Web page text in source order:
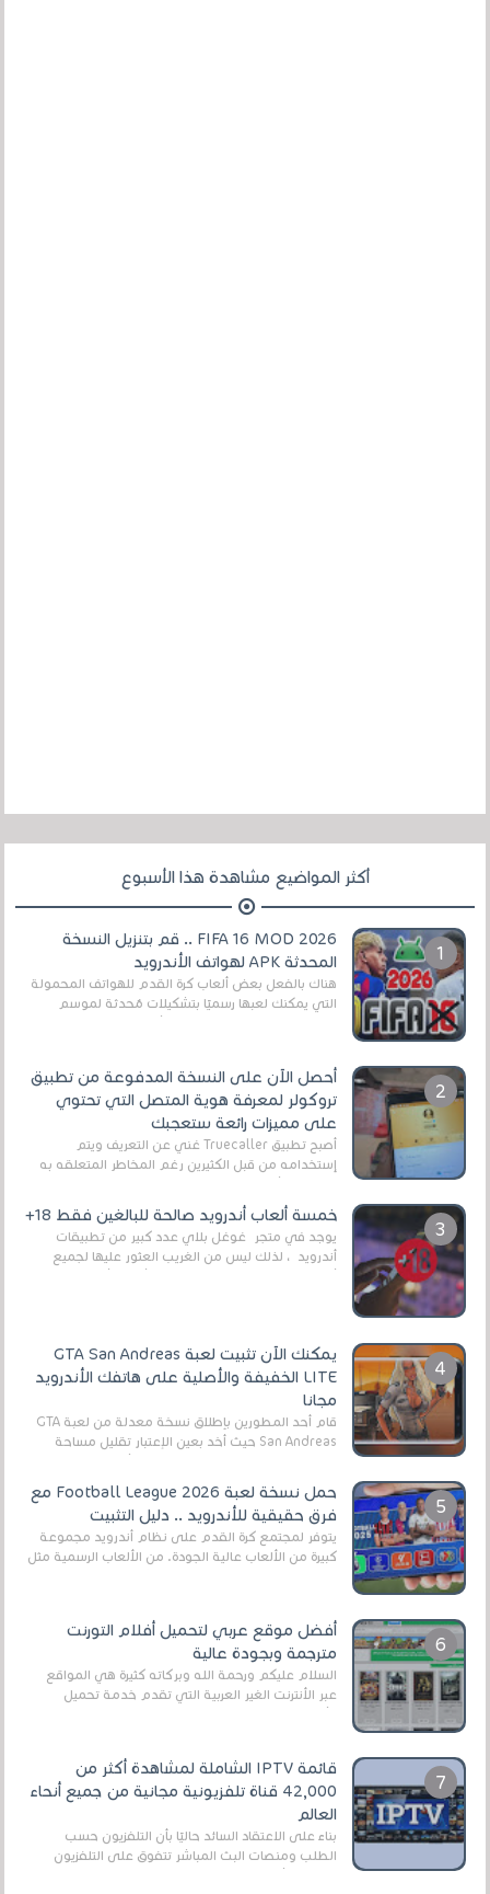
أكثر المواضيع مشاهدة هذا الأسبوع
FIFA 16 MOD 2026 .. قم بتنزيل النسخة
المحدثة APK لهواتف الأندرويد
هناك بالفعل بعض ألعاب كرة القدم للهواتف المحمولة
التي يمكنك لعبها رسميًا بتشكيلات مُحدثة لموسم
أحصل الآن على النسخة المدفوعة من تطبيق
تروكولر لمعرفة هوية المتصل التي تحتوي
على مميزات رائعة ستعجبك
أصبح تطبيق Truecaller غني عن التعريف ويتم
إستخدامه من قبل الكثيرين رغم المخاطر المتعلقه به
خمسة ألعاب أندرويد صالحة للبالغين فقط 18+
يوجد في متجر غوغل بلاي عدد كبير من تطبيقات
أندرويد ، لذلك ليس من الغريب العثور عليها لجميع
يمكنك الآن تثبيت لعبة GTA San Andreas
LITE الخفيفة والأصلية على هاتفك الأندرويد
مجانا
قام أحد المطورين بإطلاق نسخة معدلة من لعبة GTA
San Andreas حيث أخد بعين الإعتبار تقليل مساحة
حمل نسخة لعبة Football League 2026 مع
فرق حقيقية للأندرويد .. دليل التثبيت
يتوفر لمجتمع كرة القدم على نظام أندرويد مجموعة
كبيرة من الألعاب عالية الجودة. من الألعاب الرسمية مثل
أفضل موقع عربي لتحميل أفلام التورنت
مترجمة وبجودة عالية
السلام عليكم ورحمة الله وبركاته كثيرة هي المواقع
عبر الأنترنت الغير العربية التي تقدم خدمة تحميل
الأفلام على التورنت ، ومعظم هذه المواقع ل...
قائمة IPTV الشاملة لمشاهدة أكثر من
42,000 قناة تلفزيونية مجانية من جميع أنحاء
العالم
بناءً على الاعتقاد السائد حاليًا بأن التلفزيون حسب
الطلب ومنصات البث المباشر تتفوق على التلفزيون
الرقمي الأرضي التقليدي، يُعدّ IPTV-org خيار...